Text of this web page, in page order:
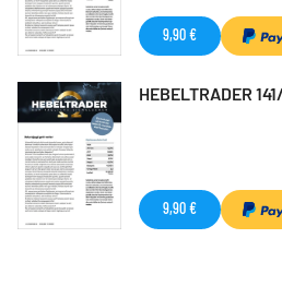
9,90 €
HEBELTRADER
9,90 €